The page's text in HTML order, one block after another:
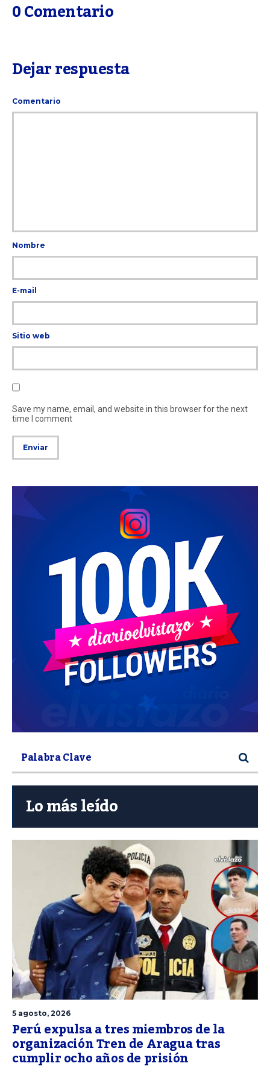
0 Comentario
Dejar respuesta
Comentario
Nombre
E-mail
Sitio web
Save my name, email, and website in this browser for the next
time I comment
Lo más leído
5 agosto, 2026
Perú expulsa a tres miembros de la
organización Tren de Aragua tras
cumplir ocho años de prisión